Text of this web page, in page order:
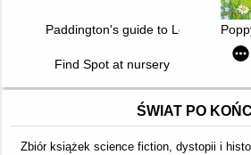
Paddington's guide to London : a
Find Spot at nursery
ŚWIAT PO
Zbiór książek science fiction, dystopii i